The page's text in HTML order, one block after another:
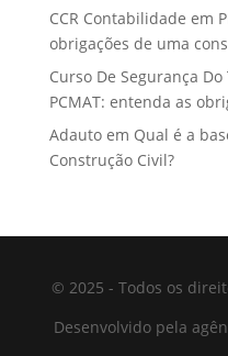
CCR Contabilidade em
obrigações de uma
Curso De Segurança
PCMAT: entenda as
Adautoem Qual é a
Construção Civil?
© 2025 - Todos os
Desenvolvido pela